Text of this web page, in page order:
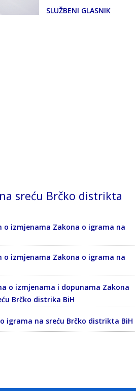
SLUŽBENI GLASNIK
sreću Brčko distrikta
o izmjenama Zakona o igrama na
o izmjenama Zakona o igrama na
o izmjenama i dopunama Zakona
Brčko distrika BiH
igrama na sreću Brčko distrikta BiH